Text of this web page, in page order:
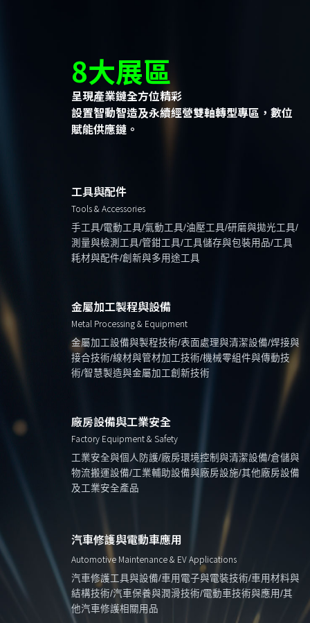
8大展區
呈現產業鏈全方位精彩
設置智動智造及永續經營雙軸轉型專區，數位
賦能供應鏈。
工具與配件
Tools & Accessories
手工具/電動工具/氣動工具/油壓工具/研磨與拋光工具/
測量與檢測工具/管鉗工具/工具儲存與包裝用品/工具
耗材與配件/創新與多用途工具
金屬加工製程與設備
Metal Processing & Equipment
金屬加工設備與製程技術/表面處理與清潔設備/焊接與
接合技術/線材與管材加工技術/機械零組件與傳動技
術/智慧製造與金屬加工創新技術
廠房設備與工業安全
Factory Equipment & Safety
工業安全與個人防護/廠房環境控制與清潔設備/倉儲與
物流搬運設備/工業輔助設備與廠房設施/其他廠房設備
及工業安全產品
汽車修護與電動車應用
Automotive Maintenance & EV Applications
汽車修護工具與設備/車用電子與電裝技術/車用材料與
結構技術/汽車保養與潤滑技術/電動車技術與應用/其
他汽車修護相關用品